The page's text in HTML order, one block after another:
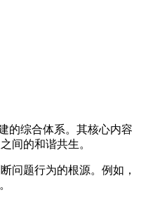
的综合体系。其核心内容
间的和谐共生。
问题行为的根源。例如，